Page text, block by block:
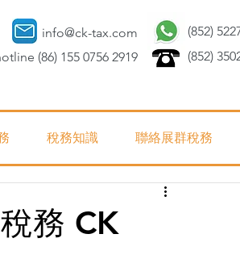
info@ck-tax.com
(86) 155 0756 2919
(852)
(852)
稅務知識 聯絡展群稅務
務 CK